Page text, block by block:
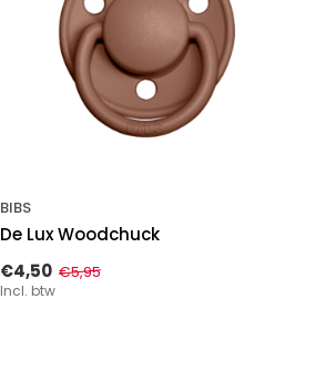
BIBS
De Lux Woodchuck
€4,50 €5,95
Incl. btw